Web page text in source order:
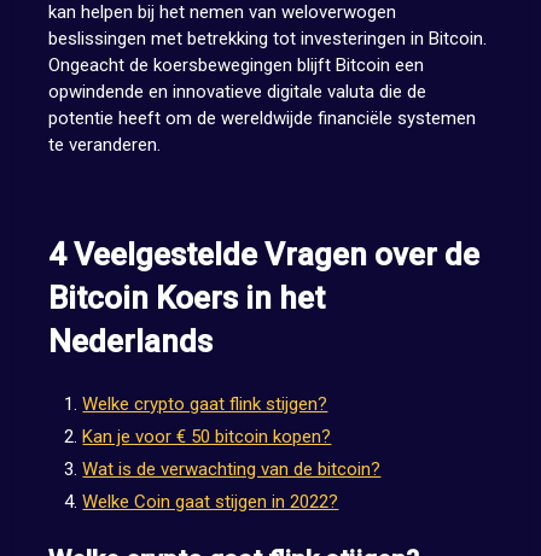
kan helpen bij het nemen van weloverwogen
beslissingen met betrekking tot investeringen in Bitcoin.
Ongeacht de koersbewegingen blijft Bitcoin een
opwindende en innovatieve digitale valuta die de
potentie heeft om de wereldwijde financiële systemen
te veranderen.
4 Veelgestelde Vragen over de
Bitcoin Koers in het
Nederlands
Welke crypto gaat flink stijgen?
Kan je voor € 50 bitcoin kopen?
Wat is de verwachting van de bitcoin?
Welke Coin gaat stijgen in 2022?